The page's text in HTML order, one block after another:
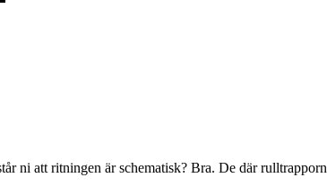
ni att ritningen är schematisk? Bra. De där